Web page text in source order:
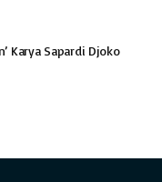
Karya Sapardi Djoko